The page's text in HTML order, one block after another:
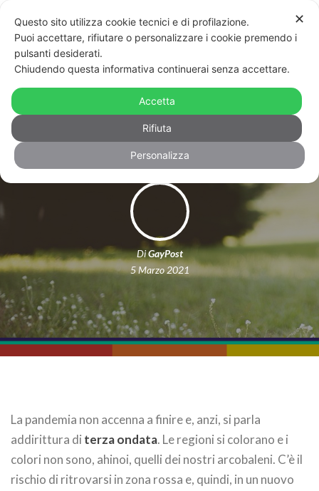
I 3 libri da leggere a marzo in un
viaggio tra perdita, amore e identità
DiGayPost
5 Marzo 2021
La pandemia non accenna a finire e, anzi, si parla
addirittura di terza ondata. Le regioni si colorano e i
colori non sono, ahinoi, quelli dei nostri arcobaleni. C’è il
rischio di ritrovarsi in zona rossa e, quindi, in un nuovo
✕
Questo sito utilizza cookie tecnici e di profilazione.
Puoi accettare, rifiutare o personalizzare i cookie premendo i
pulsanti desiderati.
Chiudendo questa informativa continuerai senza accettare.
Accetta
Rifiuta
Personalizza